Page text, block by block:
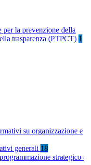
per la prevenzione della
trasparenza (PTPCT) 1
su organizzazione e
generali 18
strategico-